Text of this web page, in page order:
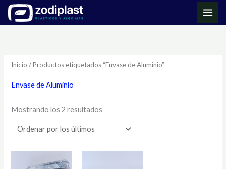
Inicio / Productos etiquetados “Envase de Aluminio”
Envase de Aluminio
Mostrando los 2 resultados
Ordenado